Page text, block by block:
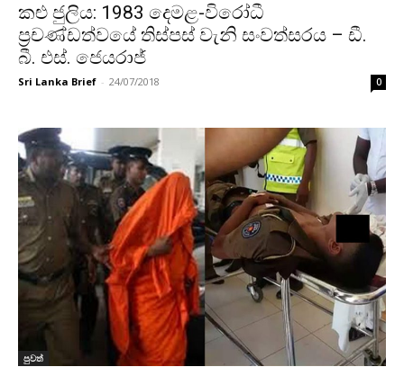
කළු ජුලිය: 1983 දෙමළ-විරෝධී
ප්‍රචණ්ඩත්වයේ තිස්පස් වැනි සංවත්සරය – ඩී.
බී. එස්. ජෙයරාජ්
Sri Lanka Brief - 24/07/2018 0
පුවත්